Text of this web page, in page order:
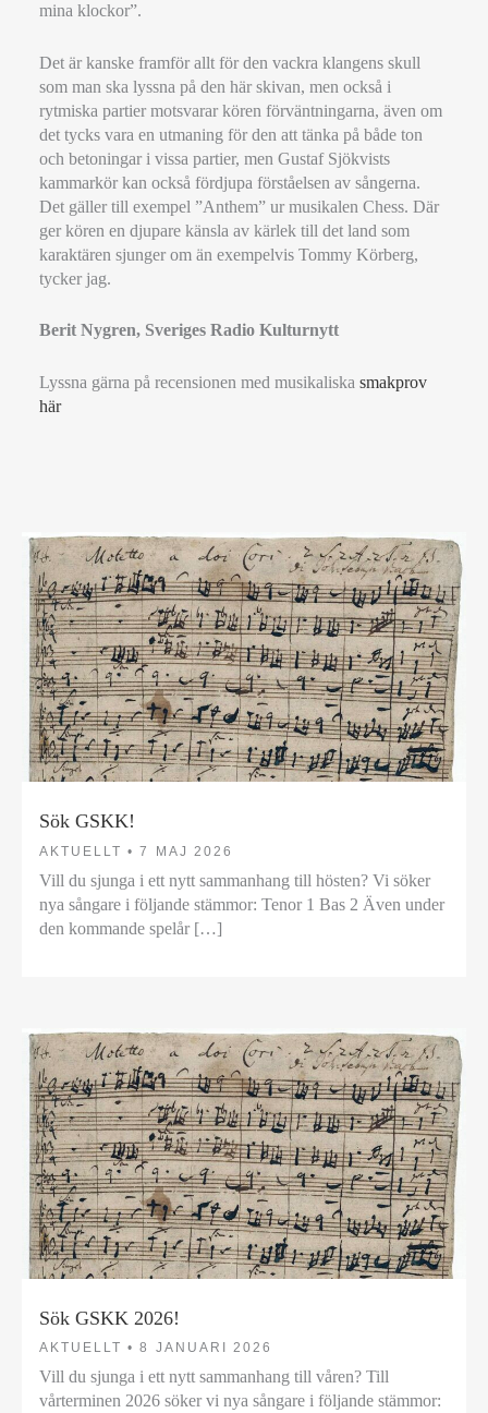
mina klockor”.
Det är kanske framför allt för den vackra klangens skull
som man ska lyssna på den här skivan, men också i
rytmiska partier motsvarar kören förväntningarna, även om
det tycks vara en utmaning för den att tänka på både ton
och betoningar i vissa partier, men Gustaf Sjökvists
kammarkör kan också fördjupa förståelsen av sångerna.
Det gäller till exempel ”Anthem” ur musikalen Chess. Där
ger kören en djupare känsla av kärlek till det land som
karaktären sjunger om än exempelvis Tommy Körberg,
tycker jag.
Berit Nygren, Sveriges Radio Kulturnytt
Lyssna gärna på recensionen med musikaliska smakprov
här
Sök GSKK!
AKTUELLT • 7 MAJ 2026
Vill du sjunga i ett nytt sammanhang till hösten? Vi söker
nya sångare i följande stämmor: Tenor 1 Bas 2 Även under
den kommande spelår […]
Sök GSKK 2026!
AKTUELLT • 8 JANUARI 2026
Vill du sjunga i ett nytt sammanhang till våren? Till
vårterminen 2026 söker vi nya sångare i följande stämmor: